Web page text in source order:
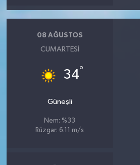
08 AĞUSTOS
CUMARTESI
34°
Güneşli
Nem: %33
Rüzgar: 6.11 m/s